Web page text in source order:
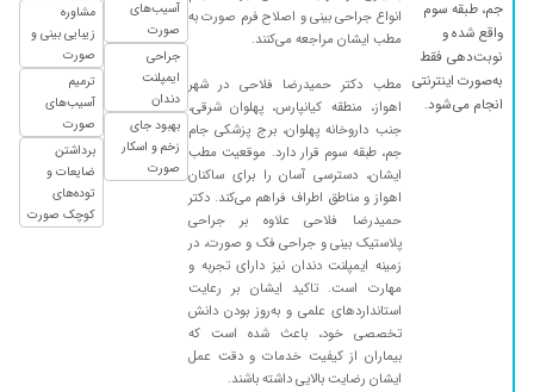
جم، طبقه سوم
واقع شده و
نوبت‌دهی فقط
به‌صورت اینترنتی
انجام می‌شود.
انواع جراحی بینی و اصلاح فرم صورت به
مطب ایشان مراجعه می‌کنند.
مطب دکتر حمیدرضا فلاحی در شهر
اهواز، منطقه کیانپارس، پهلوان شرقی،
جنب داروخانه پهلوان، برج پزشکی جام
جم، طبقه سوم قرار دارد. موقعیت مطب
ایشان، دسترسی آسان را برای ساکنان
اهواز و مناطق اطراف فراهم می‌کند. دکتر
حمیدرضا فلاحی علاوه بر جراحی
پلاستیک بینی و جراحی فک و صورت، در
زمینه ایمپلنت دندان نیز دارای تجربه و
مهارت است. تاکید ایشان بر رعایت
استانداردهای علمی و به‌روز بودن دانش
تخصصی خود، باعث شده است که
بیماران از کیفیت خدمات و دقت عمل
ایشان رضایت بالایی داشته باشند.
آسیب‌های
صورت
جراحی
ایمپلنت
دندان
بهبود جای
زخم و اسکار
صورت
مشاوره
زیبایی بینی و
صورت
ترمیم
آسیب‌های
صورت
برداشتن
ضایعات و
توده‌های
کوچک صورت